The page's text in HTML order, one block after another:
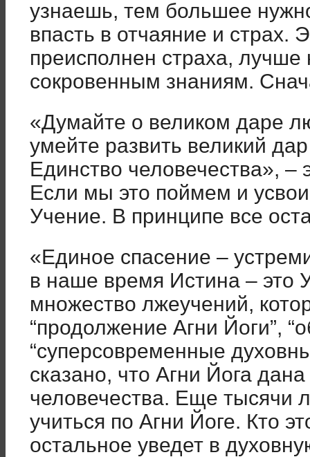
узнаешь, тем большее
впасть в отчаяние и страх.
преисполнен страха, лучше
сокровенным знаниям.
«Думайте о великом даре
умейте развить великий
Единство человечества», –
Если мы это поймем и
Учение. В принципе все
«Единое спасение –
в наше время Истина – это
множество лжеучений,
“продолжение Агни Йоги”,
“суперсовременные
сказано, что Агни Йога
человечества. Еще тысячи
учиться по Агни Йоге. Кто
остальное уведет в